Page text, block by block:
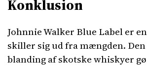
Konklusion
Johnnie Walker Blue Label er
skiller sig ud fra mængden.
blanding af skotske whiskyer